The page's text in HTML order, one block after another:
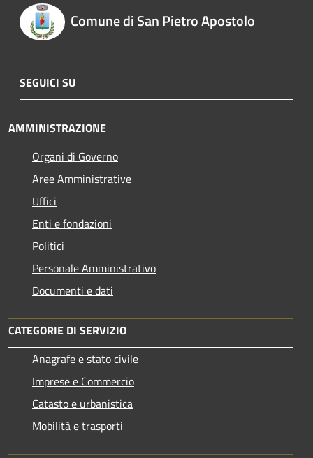
Comune di San Pietro Apostolo
SEGUICI SU
AMMINISTRAZIONE
Organi di Governo
Aree Amministrative
Uffici
Enti e fondazioni
Politici
Personale Amministrativo
Documenti e dati
CATEGORIE DI SERVIZIO
Anagrafe e stato civile
Imprese e Commercio
Catasto e urbanistica
Mobilità e trasporti